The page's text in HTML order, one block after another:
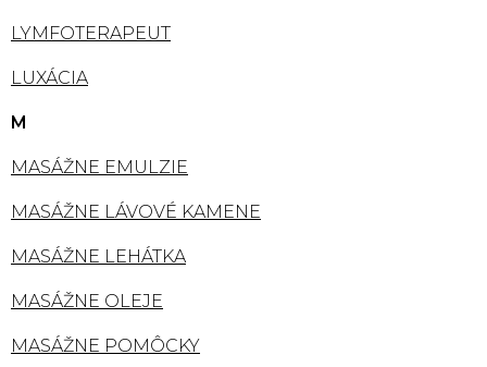
LYMFOTERAPEUT
LUXÁCIA
M
MASÁŽNE EMULZIE
MASÁŽNE LÁVOVÉ KAMENE
MASÁŽNE LEHÁTKA
MASÁŽNE OLEJE
MASÁŽNE POMÔCKY